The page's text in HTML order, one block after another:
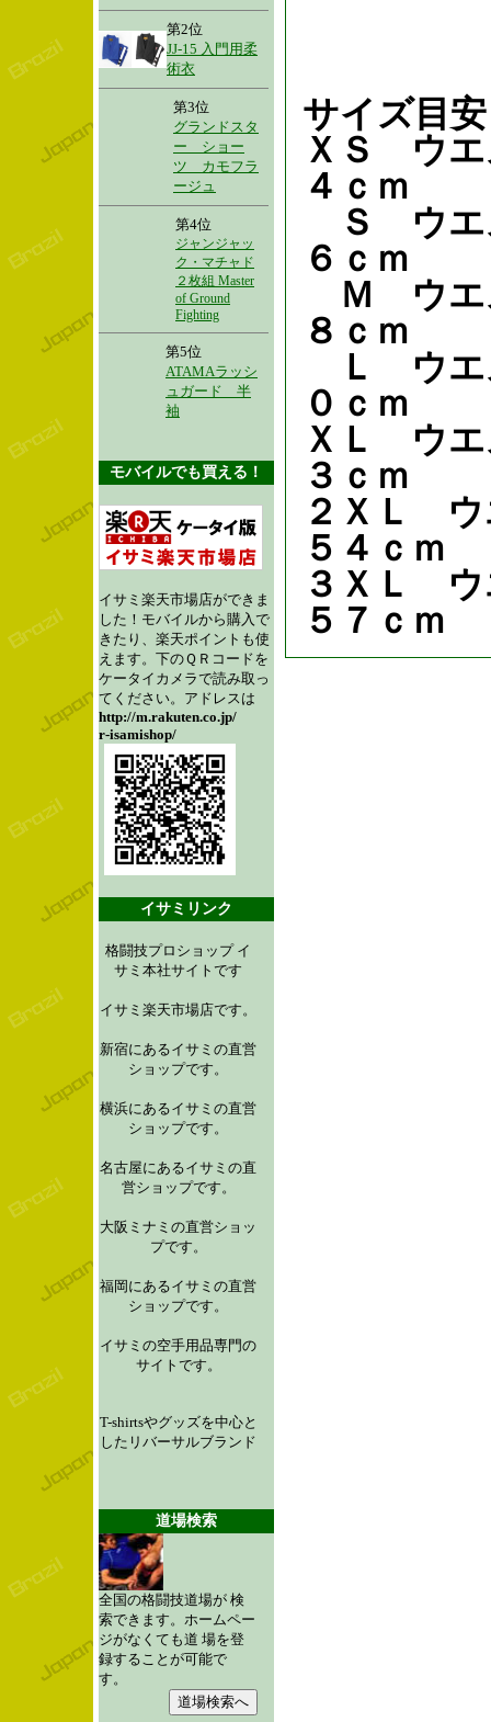
第2位
JJ-15 入門用柔
術衣
第3位
グランドスタ
ー ショー
ツ カモフラ
ージュ
第4位
ジャンジャッ
ク・マチャド
２枚組 Master
of Ground
Fighting
第5位
ATAMAラッシ
ュガード 半
袖
モバイルでも買える！
イサミ楽天市場店ができま
した！モバイルから購入で
きたり、楽天ポイントも使
えます。下のＱＲコードを
ケータイカメラで読み取っ
てください。アドレスは
http://m.rakuten.co.jp/
r-isamishop/
イサミリンク
格闘技プロショップ イ
サミ本社サイトです
イサミ楽天市場店です。
新宿にあるイサミの直営
ショップです。
横浜にあるイサミの直営
ショップです。
名古屋にあるイサミの直
営ショップです。
大阪ミナミの直営ショッ
プです。
福岡にあるイサミの直営
ショップです。
イサミの空手用品専門の
サイトです。
T-shirtsやグッズを中心と
したリバーサルブランド
道場検索
全国の格闘技道場が 検
索できます。ホームペー
ジがなくても道 場を登
録することが可能で
す。
サイズ目
ＸＳ ウ
４ｃｍ
Ｓ ウエ
６ｃｍ
Ｍ ウエ
８ｃｍ
Ｌ ウエ
０ｃｍ
ＸＬ ウ
３ｃｍ
２ＸＬ
５４ｃｍ
３ＸＬ
５７ｃｍ